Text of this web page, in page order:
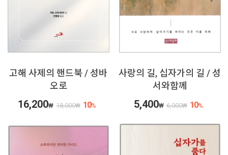
고해 사제의 핸드북 / 성바
오로
16,200₩ 18,000₩ 10%
사랑의 길, 십자가의 길 / 성
서와함께
5,400₩ 6,000₩ 10%